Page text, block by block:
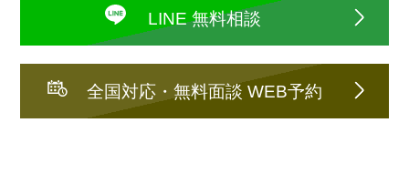
LINE 無料相談
全国対応・無料面談 WEB予約